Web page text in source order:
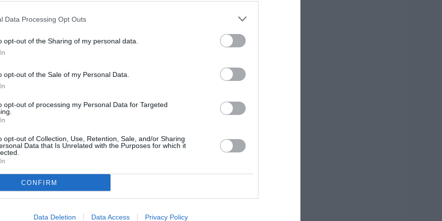
Data Processing Opt Outs
opt-out of the Sharing of my personal data.
opt-out of the Sale of my Personal Data.
opt-out of processing my Personal Data for Targeted
opt-out of Collection, Use, Retention, Sale, and/or Sharing
Data that Is Unrelated with the Purposes for which it
CONFIRM
Data Deletion Data Access Privacy Policy
θα «τρέξει» για το cluster των υπόλοιπων 22
παραμένουν κρατικά.
στην Ελλάδα είναι εξαιρετικά θετικές. Τα
είναι η πρώτη χώρα στην Ευρώπη που επέστρεψε στα
κυκλοφορία, ενώ στη χώρα δε σημειώθηκαν οι
το καλοκαίρι σε άλλα αεροδρόμια της Ευρώπης,
ή το Παρίσι. Επίσης, ο κλάδος δείχνει να είναι
και πολιτικές κρίσεις που ταλανίζουν τη χώρα τα
ΓΕΚ ΤΕΡΝΑ FRAPORT